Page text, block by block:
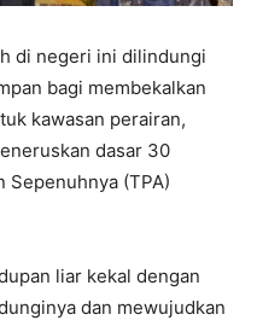
di negeri ini dilindungi
bagi membekalkan
kawasan perairan,
dasar 30
Sepenuhnya (TPA)
liar kekal dengan
dan mewujudkan